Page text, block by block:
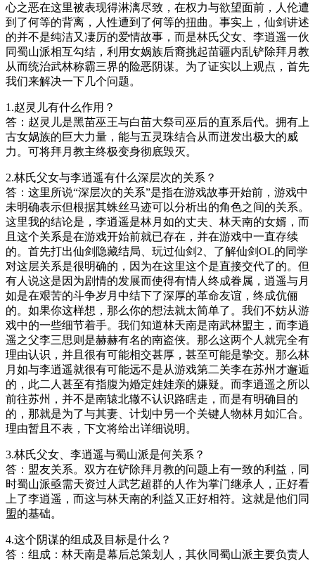
心之恶在这里被表现得淋漓尽致，在权力与欲望面前，人伦遭
到了何等的背离，人性遭到了何等的扭曲。事实上，仙剑讲述
的并不是纯洁又凄厉的爱情故事，而是林氏父女、李逍遥一伙
同蜀山派相互勾结，利用女娲族后裔挑起苗疆内乱铲除拜月教
从而统治武林称霸三界的险恶阴谋。为了证实以上观点，首先
我们来解决一下几个问题。
1.赵灵儿有什么作用？
答：赵灵儿是黑苗巫王与白苗大祭司巫后的直系后代。拥有上
古女娲族的巨大力量，能与五灵珠结合从而迸发出极大的威
力。可将拜月教主终极变身彻底毁灭。
2.林氏父女与李逍遥有什么深层次的关系？
答：这里所说“深层次的关系”是指在游戏故事开始前，游戏中
未明确表示但根据其蛛丝马迹可以分析出的角色之间的关系。
这里我的结论是，李逍遥是林月如的丈夫、林天南的女婿，而
且这个关系是在游戏开始前就已存在，并在游戏中一直存续
的。首先打出仙剑隐藏结局、玩过仙剑2、了解仙剑OL的同学
对这层关系是很明确的，因为在这里这个是直接交代了的。但
有人说这是因为剧情的发展而使得有情人终成眷属，逍遥与月
如是在艰苦的斗争岁月中结下了深厚的革命友谊，终成伉俪
的。如果你这样想，那么你的想法就太简单了。我们不妨从游
戏中的一些细节着手。我们知道林天南是南武林盟主，而李逍
遥之父李三思则是赫赫有名的南盗侠。那么这两个人就完全有
理由认识，并且很有可能相交甚厚，甚至可能是挚交。那么林
月如与李逍遥就很有可能远不是从游戏第二关李在苏州才邂逅
的，此二人甚至有指腹为婚定娃娃亲的嫌疑。而李逍遥之所以
前往苏州，并不是南辕北辙不认识路瞎走，而是有明确目的
的，那就是为了与其妻、计划中另一个关键人物林月如汇合。
理由暂且不表，下文将给出详细说明。
3.林氏父女、李逍遥与蜀山派是何关系？
答：盟友关系。双方在铲除拜月教的问题上有一致的利益，同
时蜀山派亟需天资过人武艺超群的人作为掌门继承人，正好看
上了李逍遥，而这与林天南的利益又正好相符。这就是他们同
盟的基础。
4.这个阴谋的组成及目标是什么？
答：组成：林天南是幕后总策划人，其伙同蜀山派主要负责人